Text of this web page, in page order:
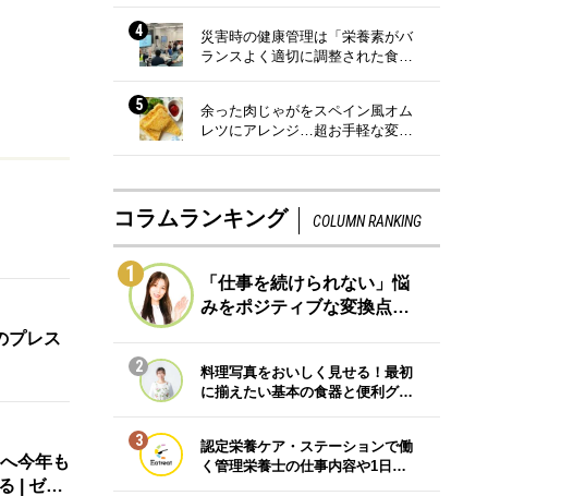
プレス
今年も
| ゼ…
4
災害時の健康管理は「栄養素がバ
ランスよく適切に調整された食…
5
余った肉じゃがをスペイン風オム
レツにアレンジ…超お手軽な変…
コラムランキング COLUMN RANKING
1
「仕事を続けられない」悩
みをポジティブな変換点…
2
料理写真をおいしく見せる！最初
に揃えたい基本の食器と便利グ…
3
認定栄養ケア・ステーションで働
く管理栄養士の仕事内容や1日…